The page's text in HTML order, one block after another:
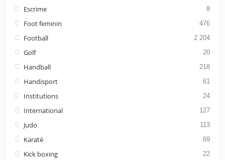
Escrime 8
Foot feminin 476
Football 2 204
Golf 20
Handball 218
Handisport 61
Institutions 24
International 127
Judo 113
Karaté 69
Kick boxing 22